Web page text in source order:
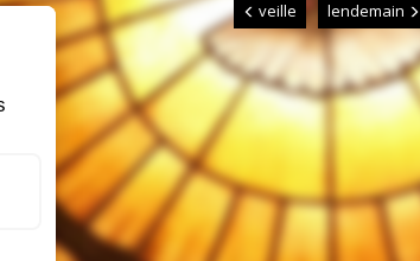
veille lendemain